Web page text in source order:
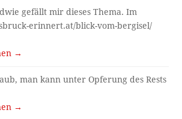
gefällt mir dieses Thema. Im
erinnert.at/blick-vom-bergisel/
→
man kann unter Opferung des Rests
→